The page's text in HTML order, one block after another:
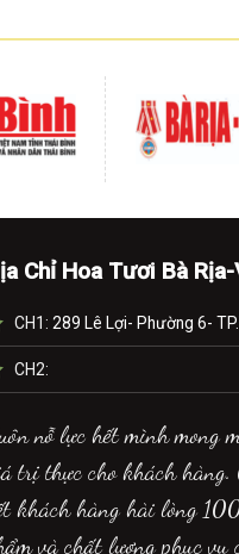
Chỉ Hoa Tươi Bà Rịa-
CH1: 289 Lê Lợi- Phường 6-
CH2:
nỗ lực hết mình mong
trị thực cho khách hàng.
khách hàng hài lòng
và chất lượng phục vụ